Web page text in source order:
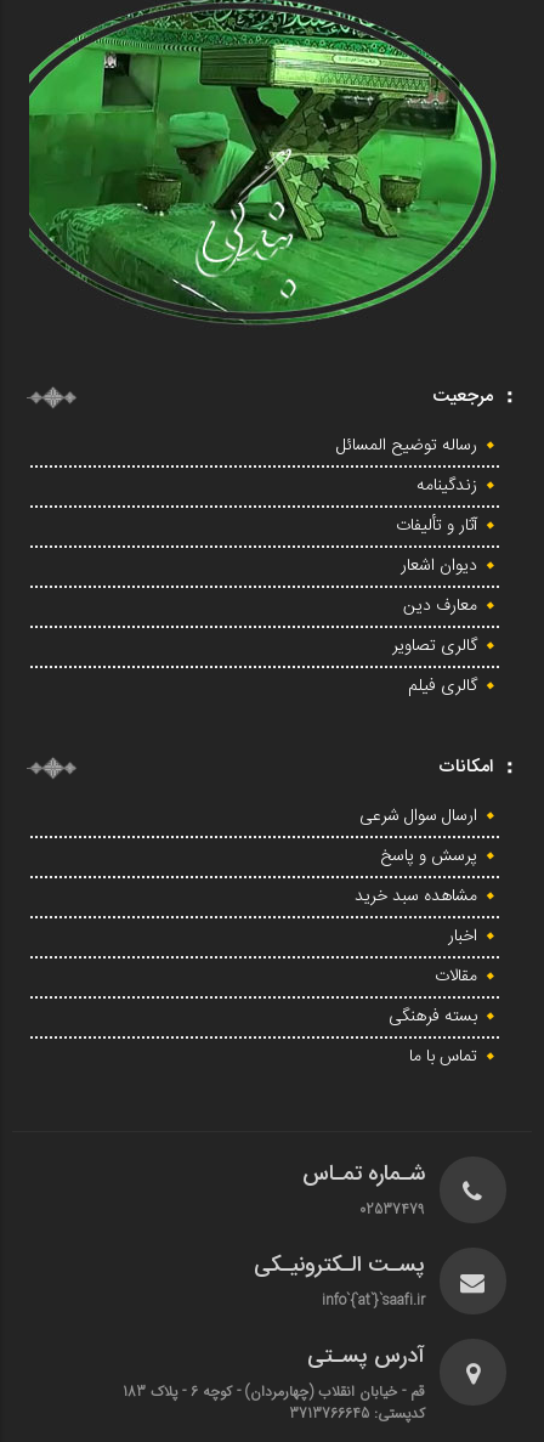
مرجعیت
رساله توضیح المسائل
زندگینامه
آثار و تألیفات
دیوان اشعار
معارف دین
گالری تصاویر
گالری فیلم
امکانات
ارسال سوال شرعی
پرسش و پاسخ
مشاهده سبد خرید
اخبار
مقالات
بسته فرهنگی
تماس با ما
شـماره تمـاس
02537479
پسـت الـکترونیـکی
info`{`at`}`saafi.ir
آدرس پسـتی
قم - خیابان انقلاب (چهارمردان)‌ - کوچه 6 - پلاک 183
کدپستی: 3713766645